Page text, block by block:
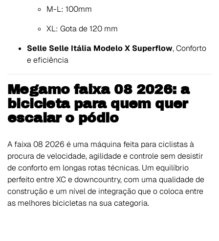
M-L: 100mm
XL: Gota de 120 mm
Selle Selle Itália Modelo X Superflow, Conforto
e eficiência
Megamo faixa 08 2026: a
bicicleta para quem quer
escalar o pódio
A faixa 08 2026 é uma máquina feita para ciclistas à
procura de velocidade, agilidade e controle sem desistir
de conforto em longas rotas técnicas. Um equilíbrio
perfeito entre XC e downcountry, com uma qualidade de
construção e um nível de integração que o coloca entre
as melhores bicicletas na sua categoria.